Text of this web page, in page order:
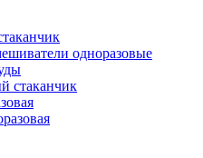
одноразовые
стаканчик